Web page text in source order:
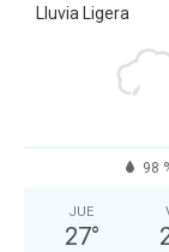
Lluvia Ligera
98
JUE
27°